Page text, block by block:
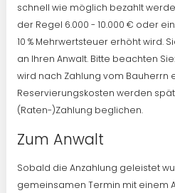
schnell wie möglich bezahlt
der Regel 6.000 - 10.000 € oder
10 % Mehrwertsteuer erhöht wird.
an Ihren Anwalt. Bitte beachten
wird nach Zahlung vom Bauherrn
Reservierungskosten werden
(Raten-)Zahlung beglichen.
Zum Anwalt
Sobald die Anzahlung geleistet
gemeinsamen Termin mit einem